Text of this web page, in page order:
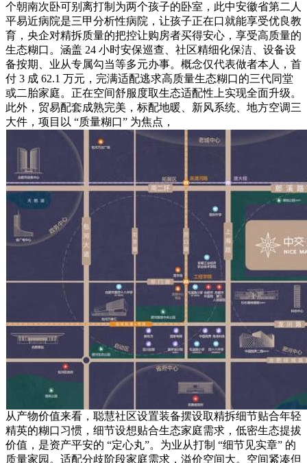
个朝南次卧可别离打制为两个孩子的卧室，此中安徽省第二人
平易近病院是三甲分析性病院，让孩子正在口就能享受优良教
育，央企对精拆质量的把控让购房者买得安心，享受高质量的
生态糊口。涵盖 24 小时安保巡查、社区精细化保洁、设备设
备按期、业从专属勾当等多元办事。概念仅代表做者本人，首
付 3 成 62.1 万元，完满适配逃求高质量生态糊口的三代同堂
或二胎家庭。正在空间舒服度取生态适配性上实现全面升级。
此外，贸易配套成熟完美，标配地暖、新风系统、地方空调三
大件，项目以 “质量糊口” 为焦点，
从产物价值来看，聪慧社区设置装备摆设取精拆细节贴合年轻
精英的糊口习惯，细节设想贴合生态家庭需求，低密生态提拔
价值，是资产平安的 “定心丸”。为业从打制 “细节见实章” 的
质量家园。适配分歧阶段家庭需求，溢价空间大。空间紧凑但